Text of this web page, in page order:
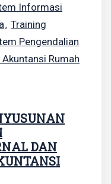
Informasi
, Training
Pengendalian
Rumah
DAN